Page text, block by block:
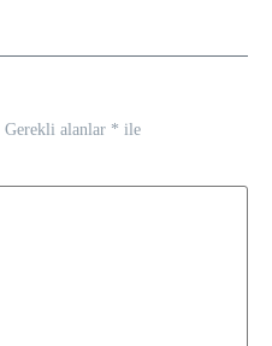
Gerekli alanlar * ile